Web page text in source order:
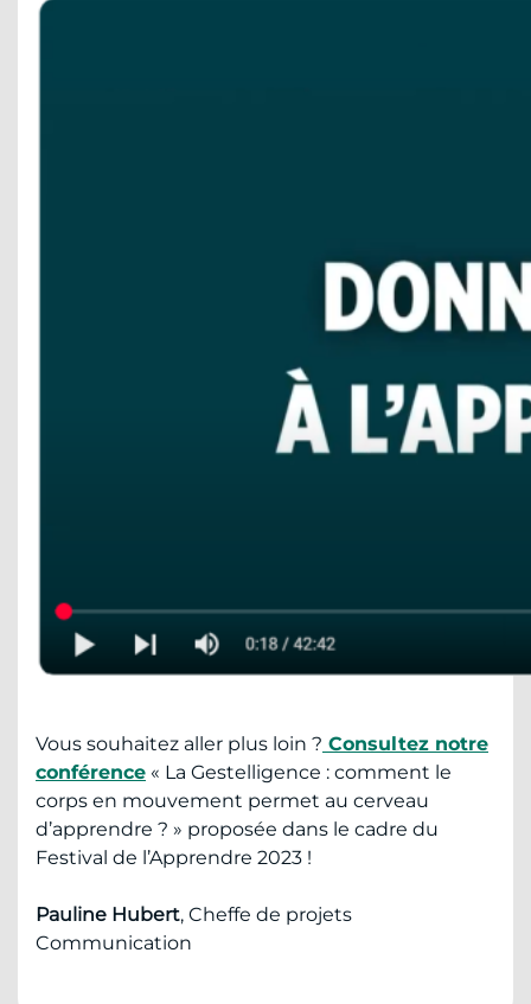
Vous souhaitez aller plus loin ? Consultez notre
conférence « La Gestelligence : comment le
corps en mouvement permet au cerveau
d’apprendre ? » proposée dans le cadre du
Festival de l’Apprendre 2023 !
Pauline Hubert, Cheffe de projets
Communication